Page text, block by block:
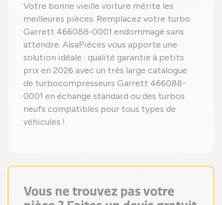
Votre bonne vieille voiture mérite les
meilleures pièces. Remplacez votre turbo
Garrett 466088-0001 endommagé sans
attendre. AlsaPièces vous apporte une
solution idéale : qualité garantie à petits
prix en 2026 avec un très large catalogue
de turbocompresseurs Garrett 466088-
0001 en échange standard ou des turbos
neufs compatibles pour tous types de
véhicules !
Vous ne trouvez pas votre